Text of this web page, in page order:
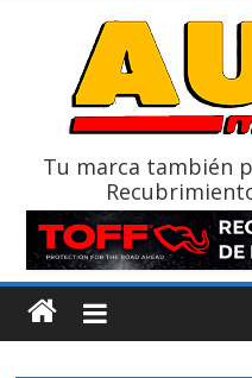
La Vuelta al Ecuador 2026,
La FEDAK recibe 12
Tu marca también